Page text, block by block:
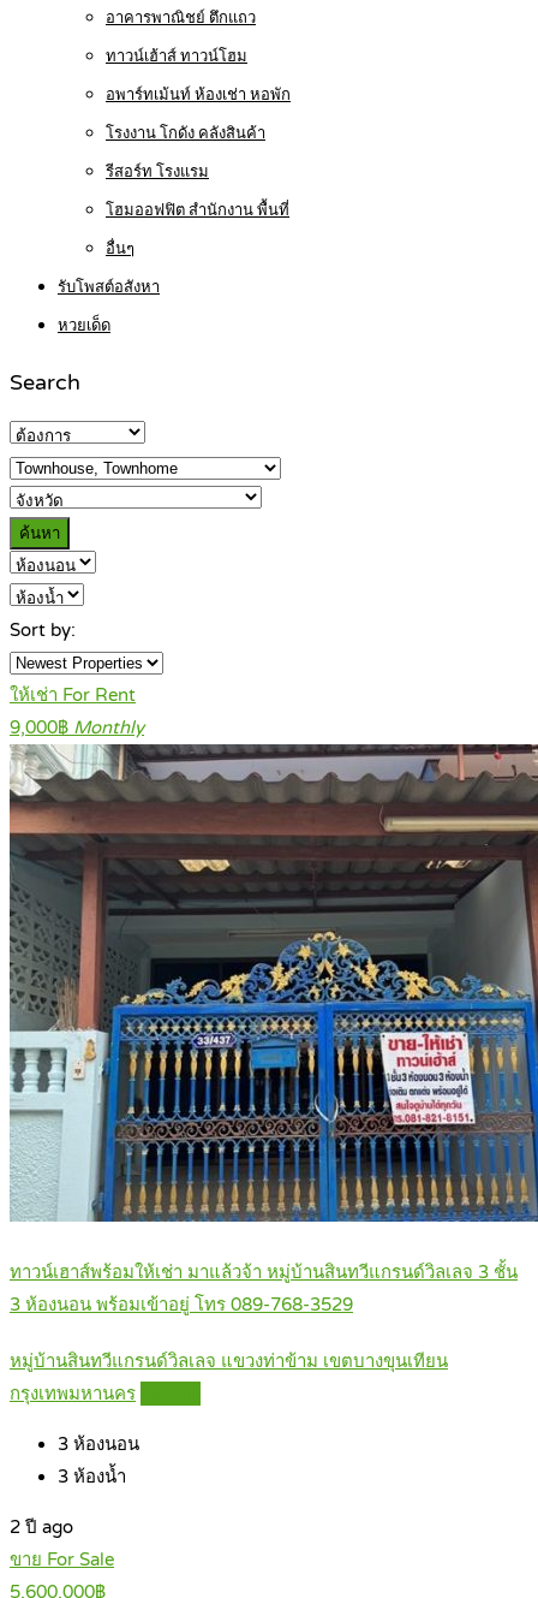
อาคารพาณิชย์ ตึกแถว
ทาวน์เฮ้าส์ ทาวน์โฮม
อพาร์ทเม้นท์ ห้องเช่า หอพัก
โรงงาน โกดัง คลังสินค้า
รีสอร์ท โรงแรม
โฮมออฟฟิต สำนักงาน พื้นที่
อื่นๆ
รับโพสต์อสังหา
หวยเด็ด
Search
ค้นหา
Sort by:
ให้เช่า For Rent
9,000฿ Monthly
ทาวน์เฮาส์พร้อมให้เช่า มาแล้วจ้า หมู่บ้านสินทวีแกรนด์วิลเลจ 3 ชั้น
3 ห้องนอน พร้อมเข้าอยู่ โทร 089-768-3529
หมู่บ้านสินทวีแกรนด์วิลเลจ แขวงท่าข้าม เขตบางขุนเทียน
กรุงเทพมหานคร
3 ห้องนอน
3 ห้องน้ำ
2 ปี ago
ขาย For Sale
5,600,000฿